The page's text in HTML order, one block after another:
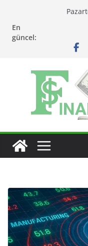
content
En
güncel: